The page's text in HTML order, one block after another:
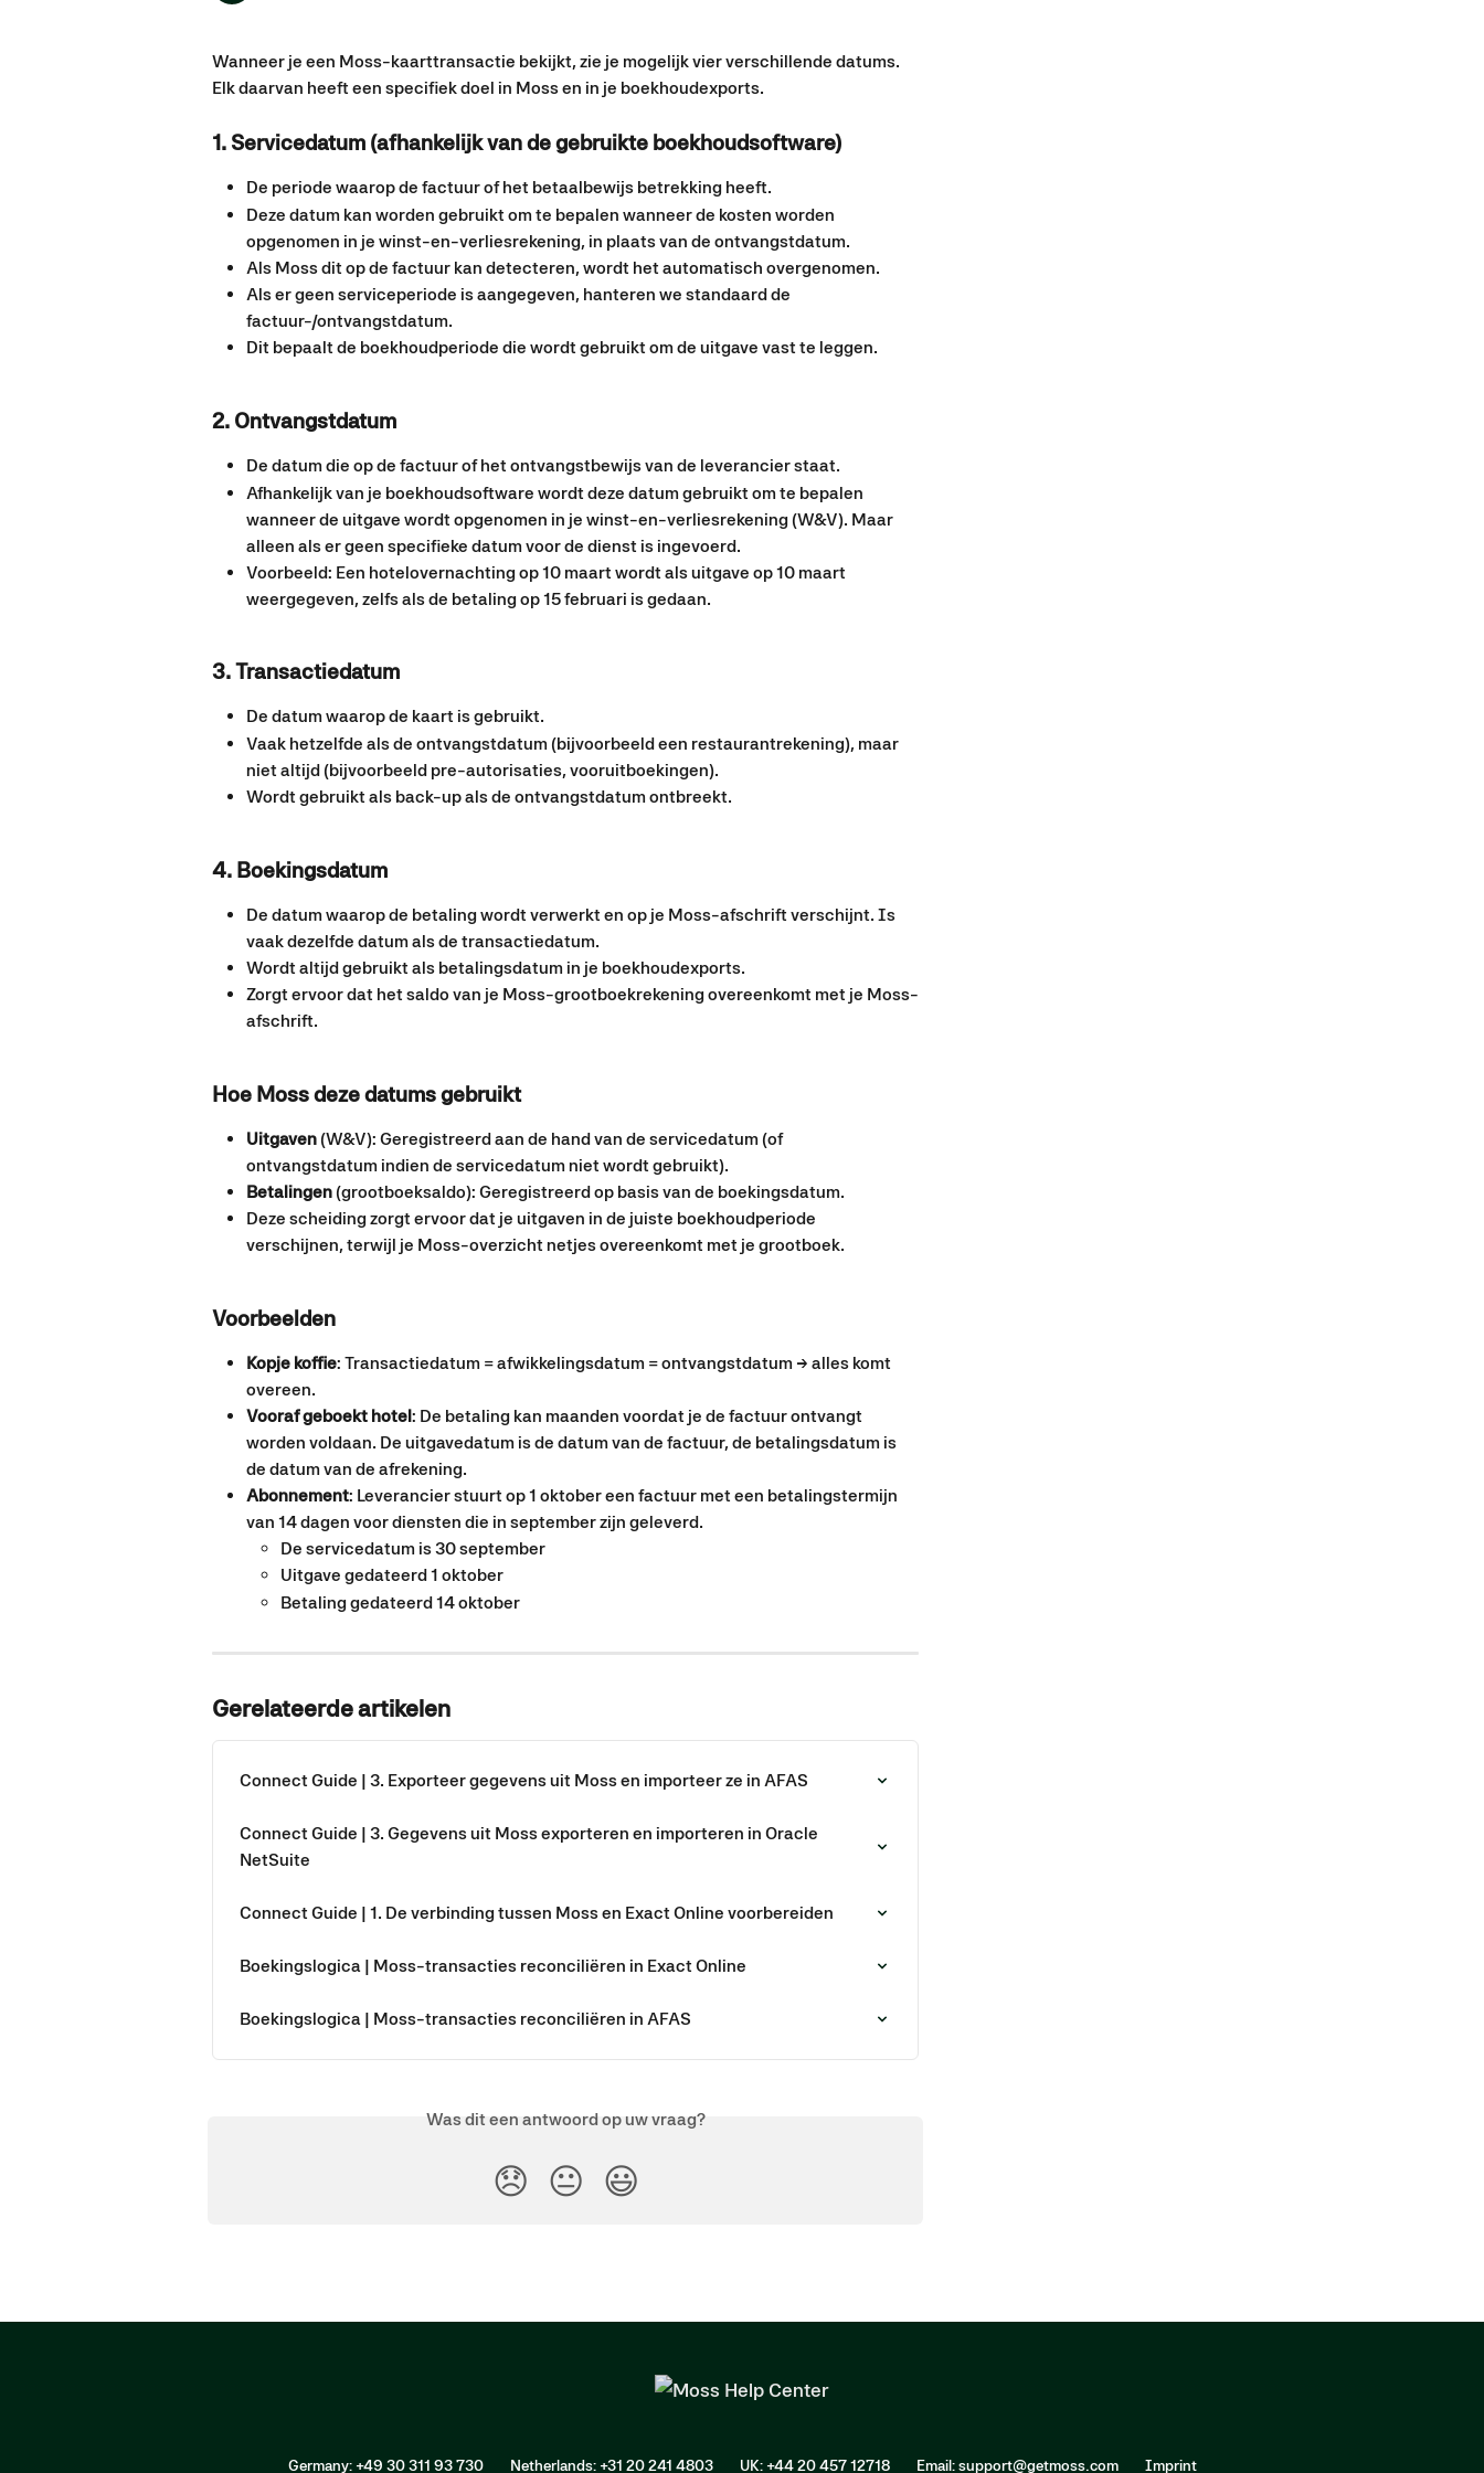
Wanneer je een Moss-kaarttransactie bekijkt, zie je mogelijk vier verschillende datums.
Elk daarvan heeft een specifiek doel in Moss en in je boekhoudexports.
1. Servicedatum (afhankelijk van de gebruikte boekhoudsoftware)
De periode waarop de factuur of het betaalbewijs betrekking heeft.
Deze datum kan worden gebruikt om te bepalen wanneer de kosten worden
opgenomen in je winst-en-verliesrekening, in plaats van de ontvangstdatum.
Als Moss dit op de factuur kan detecteren, wordt het automatisch overgenomen.
Als er geen serviceperiode is aangegeven, hanteren we standaard de
factuur-/ontvangstdatum.
Dit bepaalt de boekhoudperiode die wordt gebruikt om de uitgave vast te leggen.
2. Ontvangstdatum
De datum die op de factuur of het ontvangstbewijs van de leverancier staat.
Afhankelijk van je boekhoudsoftware wordt deze datum gebruikt om te bepalen
wanneer de uitgave wordt opgenomen in je winst-en-verliesrekening (W&V). Maar
alleen als er geen specifieke datum voor de dienst is ingevoerd.
Voorbeeld: Een hotelovernachting op 10 maart wordt als uitgave op 10 maart
weergegeven, zelfs als de betaling op 15 februari is gedaan.
3. Transactiedatum
De datum waarop de kaart is gebruikt.
Vaak hetzelfde als de ontvangstdatum (bijvoorbeeld een restaurantrekening), maar
niet altijd (bijvoorbeeld pre-autorisaties, vooruitboekingen).
Wordt gebruikt als back-up als de ontvangstdatum ontbreekt.
4. Boekingsdatum
De datum waarop de betaling wordt verwerkt en op je Moss-afschrift verschijnt. Is
vaak dezelfde datum als de transactiedatum.
Wordt altijd gebruikt als betalingsdatum in je boekhoudexports.
Zorgt ervoor dat het saldo van je Moss-grootboekrekening overeenkomt met je Moss-
afschrift.
Hoe Moss deze datums gebruikt
Uitgaven (W&V): Geregistreerd aan de hand van de servicedatum (of
ontvangstdatum indien de servicedatum niet wordt gebruikt).
Betalingen (grootboeksaldo): Geregistreerd op basis van de boekingsdatum.
Deze scheiding zorgt ervoor dat je uitgaven in de juiste boekhoudperiode
verschijnen, terwijl je Moss-overzicht netjes overeenkomt met je grootboek.
Voorbeelden
Kopje koffie: Transactiedatum = afwikkelingsdatum = ontvangstdatum → alles komt
overeen.
Vooraf geboekt hotel: De betaling kan maanden voordat je de factuur ontvangt
worden voldaan. De uitgavedatum is de datum van de factuur, de betalingsdatum is
de datum van de afrekening.
Abonnement: Leverancier stuurt op 1 oktober een factuur met een betalingstermijn
van 14 dagen voor diensten die in september zijn geleverd.
De servicedatum is 30 september
Uitgave gedateerd 1 oktober
Betaling gedateerd 14 oktober
Gerelateerde artikelen
Connect Guide | 3. Exporteer gegevens uit Moss en importeer ze in AFAS
Connect Guide | 3. Gegevens uit Moss exporteren en importeren in Oracle
NetSuite
Connect Guide | 1. De verbinding tussen Moss en Exact Online voorbereiden
Boekingslogica | Moss-transacties reconciliëren in Exact Online
Boekingslogica | Moss-transacties reconciliëren in AFAS
Was dit een antwoord op uw vraag?
😞 😐 😃
Germany: +49 30 311 93 730 Netherlands: +31 20 241 4803 UK: +44 20 457 12718 Email: support@getmoss.com Imprint